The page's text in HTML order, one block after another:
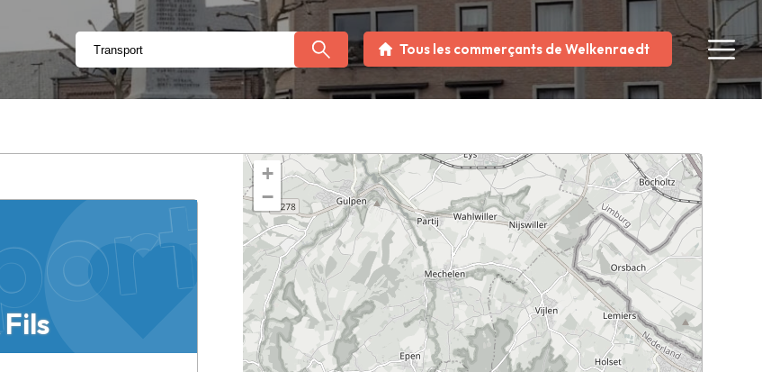
Tous les commerçants de Welkenraedt
+
−